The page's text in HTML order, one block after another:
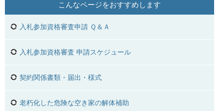
こんなページをおすすめします
入札参加資格審査申請 Ｑ＆Ａ
入札参加資格審査 申請スケジュール
契約関係書類・届出・様式
老朽化した危険な空き家の解体補助